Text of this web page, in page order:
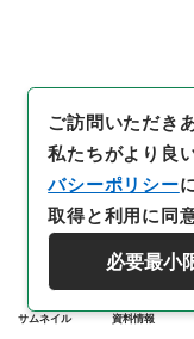
サムネイル 資料情報
ご訪問いただき
私たちがより良
バシーポリシー
取得と利用に同
必要最小